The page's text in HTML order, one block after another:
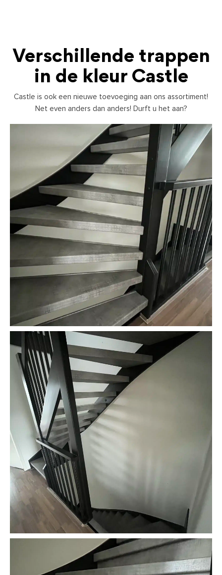
Verschillende trappen
in de kleur Castle
Castle is ook een nieuwe toevoeging aan ons assortiment!
Net even anders dan anders! Durft u het aan?